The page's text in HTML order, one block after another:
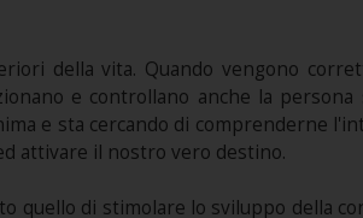
della vita. Quando vengono
e controllano anche la persona
e sta cercando di comprenderne
attivare il nostro vero destino.
quello di stimolare lo sviluppo della